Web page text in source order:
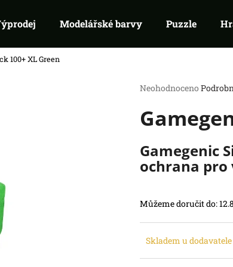
Modelářské barvy Puzzle
100+ XL Green
Průměrné
produktu
je
z
5
hvězdiček.
Neohodnoceno
Gamegenic
ochrana
Můžeme doručit do:
Skladem u dodavatele
Co potřebujete najít?
HLEDAT
LEAGUE OF LEGENDS
- UNLEASHED: BOOSTER
ONE